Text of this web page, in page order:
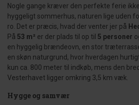
Nogle gange kræver den perfekte ferie
hyggeligt sommerhus, naturen lige uden
ro. Det er præcis, hvad der venter jer på
På 53 m² er der plads til op til 5 personer
en hyggelig brændeovn, en stor
en skøn naturgrund, hvor hverdagen
kun ca. 800 meter til indkøb, mens den
Vesterhavet ligger omkring 3,5 km væk.
Hygge og samvær